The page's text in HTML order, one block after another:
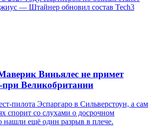
— Штайнер обновил состав Tech3
Виньялес не примет
при Великобритании
пилота Эспаргаро в Сильверстоун, а сам
спорит со слухами о досрочном
нашли ещё один разрыв в плече.